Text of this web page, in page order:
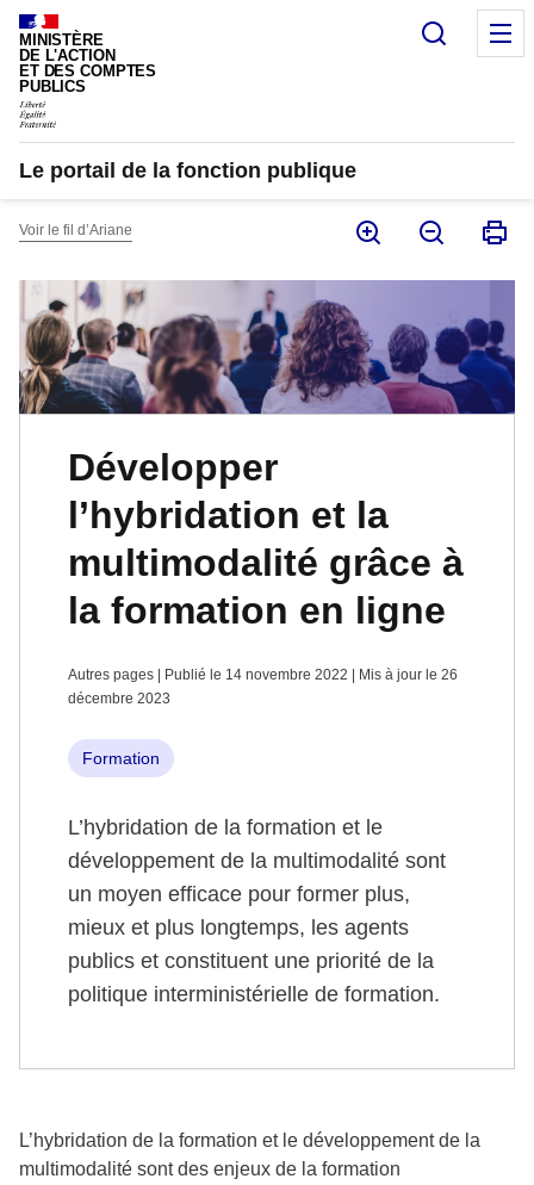
Panneau de gestion des cookies
MINISTÈRE
DE L'ACTION
ET DES COMPTES
PUBLICS
Le portail de la fonction publique
Voir le fil d’Ariane
Développer
l’hybridation et la
multimodalité grâce à
la formation en ligne
Autres pages | Publié le 14 novembre 2022 | Mis à jour le 26
décembre 2023
Formation
L’hybridation de la formation et le
développement de la multimodalité sont
un moyen efficace pour former plus,
mieux et plus longtemps, les agents
publics et constituent une priorité de la
politique interministérielle de formation.
L’hybridation de la formation et le développement de la
multimodalité sont des enjeux de la formation